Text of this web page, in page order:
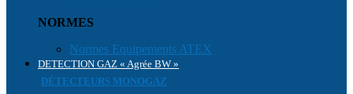
NORMES
Normes Equipements ATEX
DETECTION GAZ « Agrée BW »
DÉTECTEURS MONOGAZ